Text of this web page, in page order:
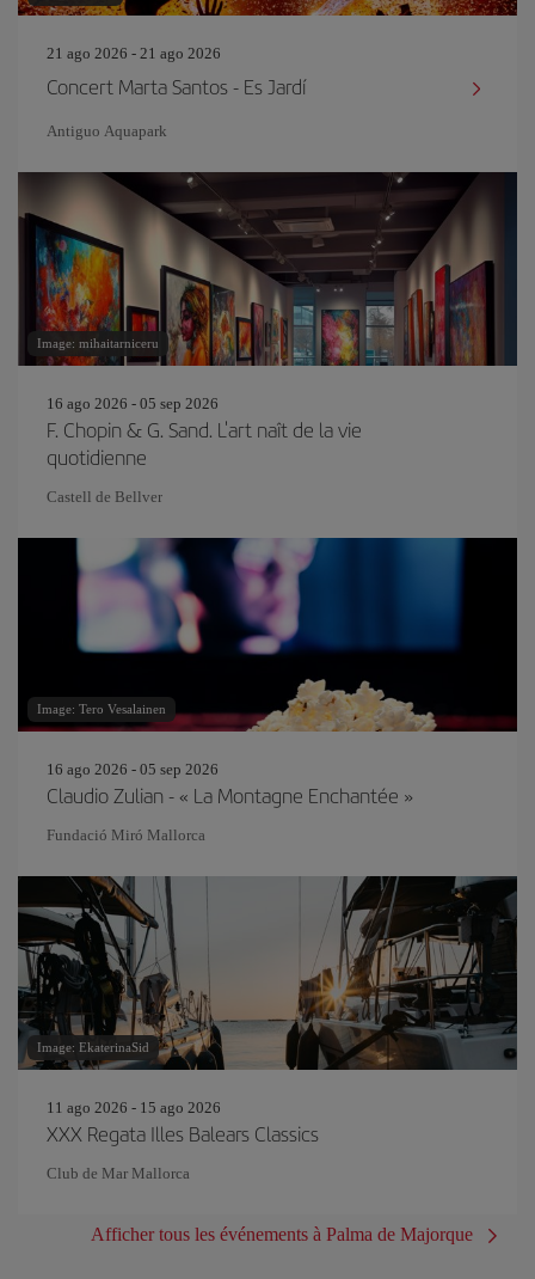
21 ago 2026 - 21 ago 2026
Concert Marta Santos - Es Jardí
Antiguo Aquapark
Image: mihaitarniceru
16 ago 2026 - 05 sep 2026
F. Chopin & G. Sand. L'art naît de la vie
quotidienne
Castell de Bellver
Image: Tero Vesalainen
16 ago 2026 - 05 sep 2026
Claudio Zulian - « La Montagne Enchantée »
Fundació Miró Mallorca
Image: EkaterinaSid
11 ago 2026 - 15 ago 2026
XXX Regata Illes Balears Classics
Club de Mar Mallorca
Afficher tous les événements à Palma de Majorque